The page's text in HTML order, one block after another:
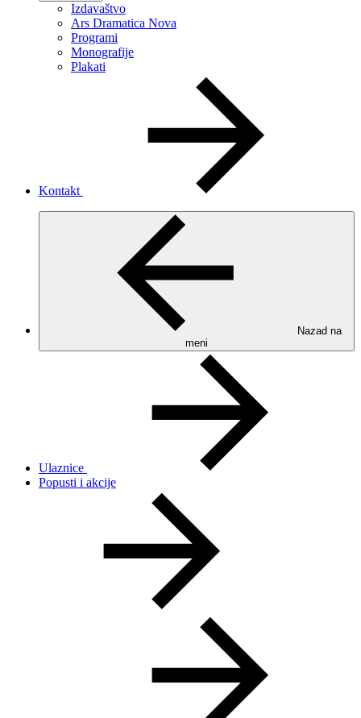
Izdavaštvo
Ars Dramatica Nova
Programi
Monografije
Plakati
Kontakt
Nazad na
meni
Ulaznice
Popusti i akcije